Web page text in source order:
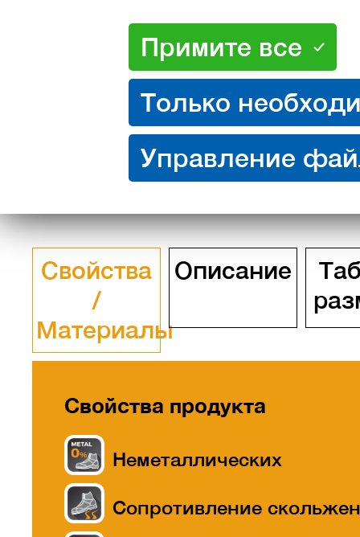
Kč с НДС
818 Kč без НДС
Свойства
/
Материалы
Описание
Свойства продукта
Неметаллических
Сопротивление